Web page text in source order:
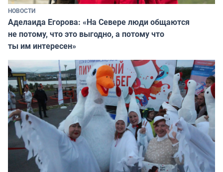
НОВОСТИ
Аделаида Егорова: «На Севере люди общаются
не потому, что это выгодно, а потому что
ты им интересен»